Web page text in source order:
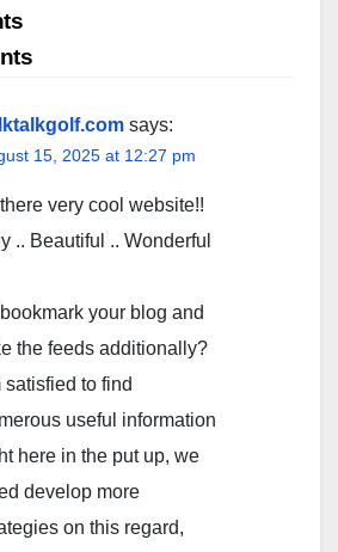
says:
15, 2025 at 12:27 pm
very cool website!!
.. Beautiful .. Wonderful
bookmark your blog and
the feeds additionally?
satisfied to find
useful information
here in the put up, we
develop more
on this regard,